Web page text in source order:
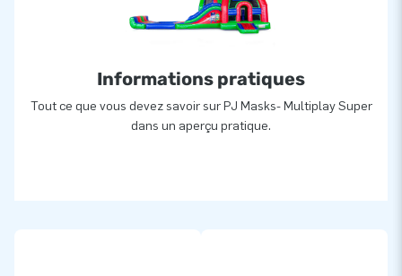
Informations pratiques
Tout ce que vous devez savoir sur PJ Masks- Multiplay Super
dans un aperçu pratique.